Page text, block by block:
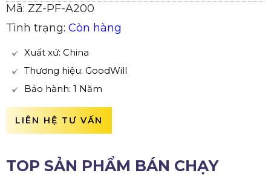
Mã: ZZ-PF-A200
Tình trạng: Còn hàng
Xuất xứ: China
Thương hiệu: GoodWill
Bảo hành: 1 Năm
LIÊN HỆ TƯ VẤN
TOP SẢN PHẨM BÁN CHẠY